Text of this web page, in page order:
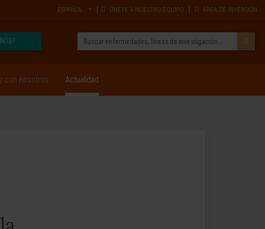
ESPAÑOL ÚNETE A NUESTRO EQUIPO ÁREA DE INVERSIÓN
con nosotros Actualidad